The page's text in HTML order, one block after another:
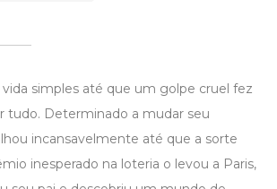
simples até que um golpe cruel fez
tudo. Determinado a mudar seu
incansavelmente até que a sorte
inesperado na loteria o levou a Paris,